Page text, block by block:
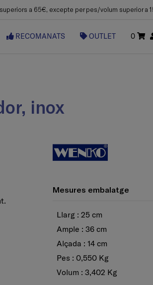
a 65€, excepte per pes/volum superior a
RECOMANATS OUTLET 0
inox
Mesures embalatge
Llarg : 25 cm
Ample : 36 cm
Alçada : 14 cm
Pes : 0,550 Kg
Volum : 3,402 Kg